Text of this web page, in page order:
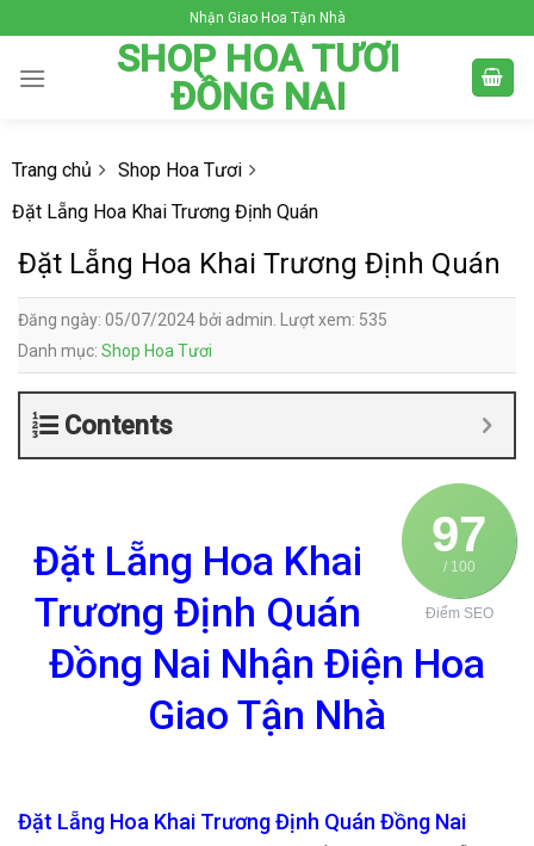
to
content
Nhận Giao Hoa Tận Nhà
SHOP HOA TƯƠI
ĐỒNG NAI
Trang chủ
Shop Hoa Tươi
Đặt Lẵng Hoa Khai Trương Định Quán
Đặt Lẵng Hoa Khai Trương Định Quán
Đăng ngày: 05/07/2024 bởi admin. Lượt xem: 535
Danh mục: Shop Hoa Tươi
Contents
97
/ 100
Điểm SEO
Đặt Lẵng Hoa Khai
Trương Định Quán
Đồng Nai Nhận Điện Hoa
Giao Tận Nhà
Đặt Lẵng Hoa Khai Trương Định Quán Đồng Nai